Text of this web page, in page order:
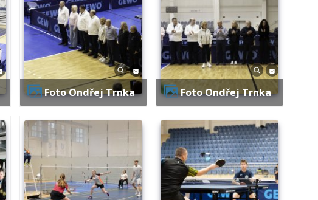
Foto Ondřej Trnka Foto Ondřej Trnka